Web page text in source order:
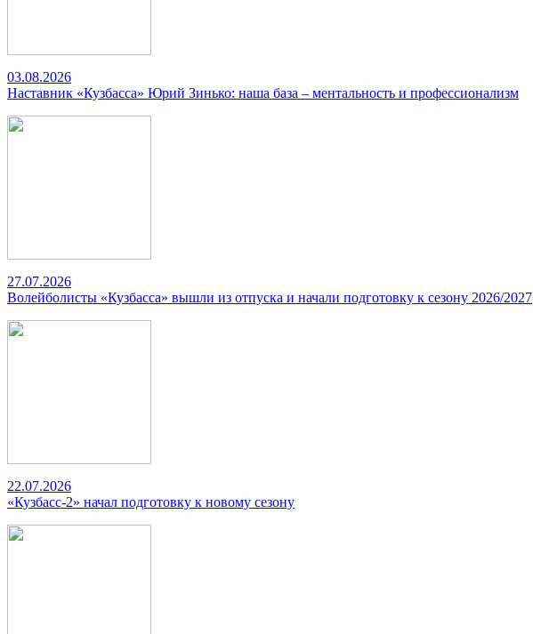
03.08.2026
Наставник «Кузбасса» Юрий Зинько: наша база – ментальность и профессионализм
27.07.2026
Волейболисты «Кузбасса» вышли из отпуска и начали подготовку к сезону 2026/2027
22.07.2026
«Кузбасс-2» начал подготовку к новому сезону